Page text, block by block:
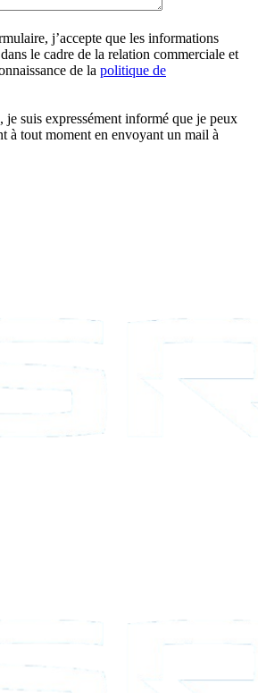
j’accepte que les informations
le cadre de la relation commerciale et
de la politique de
je suis expressément informé que je peux
à tout moment en envoyant un mail à